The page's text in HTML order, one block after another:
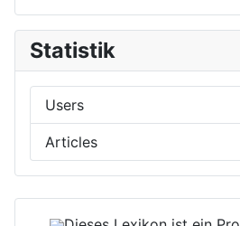
Statistik
Users
Articles